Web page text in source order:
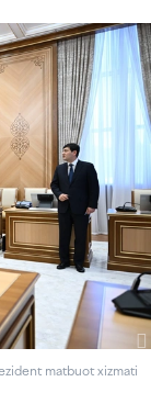
matbuot xizmati